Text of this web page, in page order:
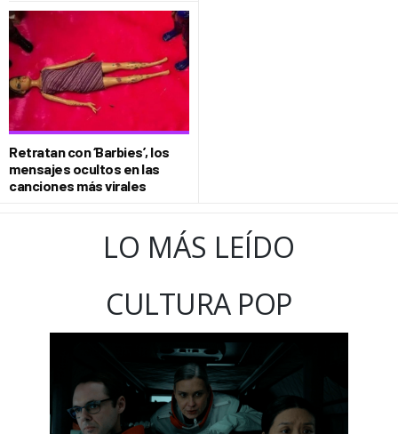
Retratan con ‘Barbies’, los
mensajes ocultos en las
canciones más virales
LO MÁS LEÍDO
CULTURA POP